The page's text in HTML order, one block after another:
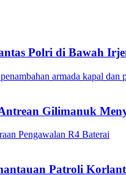
Polri di Bawah
Gilimanuk
Patroli